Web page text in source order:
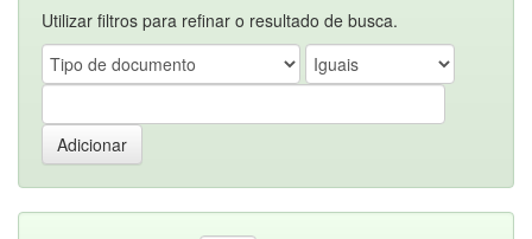
Utilizar filtros para refinar o resultado de busca.